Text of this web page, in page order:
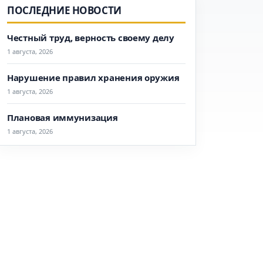
ПОСЛЕДНИЕ НОВОСТИ
Честный труд, верность своему делу
1 августа, 2026
Нарушение правил хранения оружия
1 августа, 2026
Плановая иммунизация
1 августа, 2026